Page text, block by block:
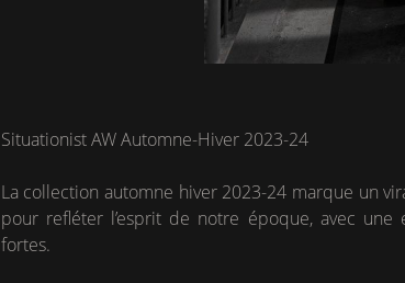
Situationist AW Automne-Hiver 2023-24
La collection automne hiver 2023-24 marque un
pour refléter l’esprit de notre époque, avec
fortes.